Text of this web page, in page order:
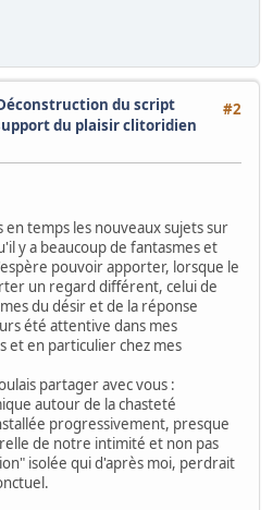
#2
du script
du plaisir clitoridien
en temps les nouveaux sujets sur
y a beaucoup de fantasmes et
pouvoir apporter, lorsque le
un regard différent, celui de
du désir et de la réponse
été attentive dans mes
et en particulier chez mes
partager avec vous :
autour de la chasteté
progressivement, presque
de notre intimité et non pas
isolée qui d'après moi, perdrait